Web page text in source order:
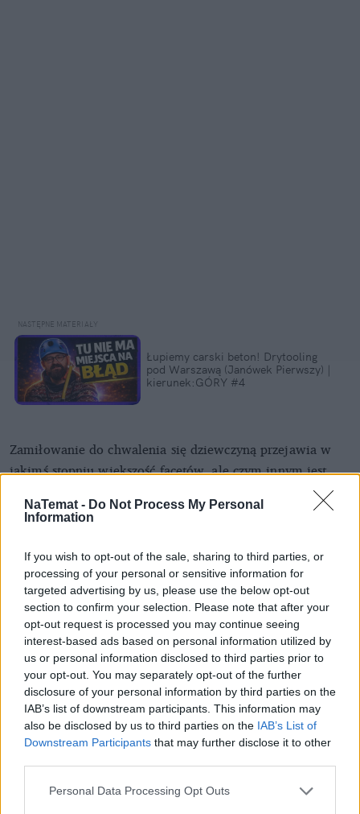
NaTemat - Do Not Process My Personal
Information
If you wish to opt-out of the sale, sharing to third parties, or
processing of your personal or sensitive information for
targeted advertising by us, please use the below opt-out
section to confirm your selection. Please note that after your
opt-out request is processed you may continue seeing
interest-based ads based on personal information utilized by
us or personal information disclosed to third parties prior to
your opt-out. You may separately opt-out of the further
disclosure of your personal information by third parties on the
IAB’s list of downstream participants. This information may
also be disclosed by us to third parties on the IAB’s List of
Downstream Participants that may further disclose it to other
Personal Data Processing Opt Outs
Łupiemy carski beton! Drytooling
pod Warszawą (Janówek Pierwszy) |
kierunek:GÓRY #4
Zamiłowanie do chwalenia się dziewczyną przejawia w
jakimś stopniu większość facetów, ale czym innym jest
wyrażenie preferencji co do założenia innej sukienki, a
czym innym poproszenie o głęboki dekolt, czerwoną
miłośnikami wizytowników okazują się często mężczyźni,
którzy w domowych pieleszach są zupełnie inni,
tolerancyjni i słuchający. Ta przypadłość jest
charakterystyczna dla facetów niepewnych siebie, którzy
potrzebują jakiegoś rodzaju zewnętrznego potwierdzenia
swojej wartości lub obracających się w mocno
konkurującym męskim towarzystwie, narzucającym taki
model. Jest jeszcze trzecia ewentualność – mężczyzna,
który tak traktuje swoją kobietę, może po prostu uważać
ją za ładną, ale głupią i zwyczajnie się jej wstydzić.